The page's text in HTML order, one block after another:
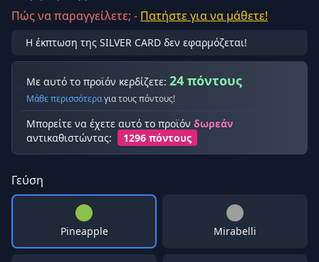
Πώς να παραγγείλετε; - Πατήστε για να μάθετε!
Η έκπτωση της SILVER CARD δεν εφαρμόζεται!
Με αυτό το προϊόν κερδίζετε: 24 πόντους
Μάθε περισσότεραγια τους πόντους!
Μπορείτε να έχετε αυτό το προϊόν δωρεάν
αντικαθιστώντας:
1296 πόντους
Γεύση
Pineapple Mirabelli